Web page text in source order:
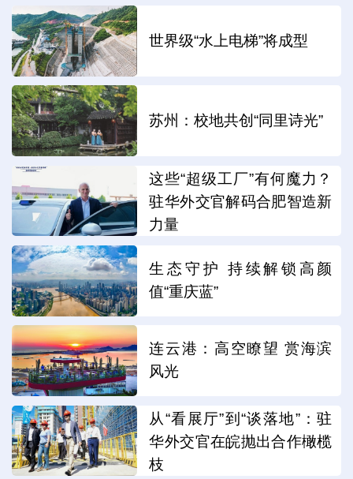
世界级“水上电梯”将成型
苏州：校地共创“同里诗光”
这些“超级工厂”有何魔力？
驻华外交官解码合肥智造新
力量
生态守护 持续解锁高颜
值“重庆蓝”
连云港：高空瞭望 赏海滨
风光
从“看展厅”到“谈落地”：驻
华外交官在皖抛出合作橄榄
枝